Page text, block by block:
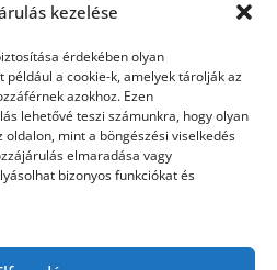
kezelése
érdekében olyan
a cookie-k, amelyek tárolják az
azokhoz. Ezen
lehetővé teszi számunkra, hogy olyan
mint a böngészési viselkedés
elmaradása vagy
bizonyos funkciókat és